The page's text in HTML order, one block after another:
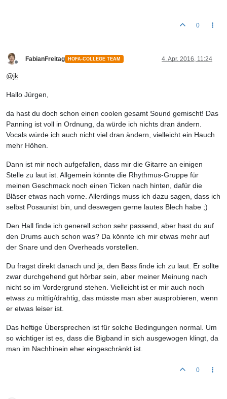
0
Offline
FabianFreitag HOFA-COLLEGE TEAM 4. Apr. 2016, 11:24
@jk
Hallo Jürgen,
da hast du doch schon einen coolen gesamt Sound gemischt! Das
Panning ist voll in Ordnung, da würde ich nichts dran ändern.
Vocals würde ich auch nicht viel dran ändern, vielleicht ein Hauch
mehr Höhen.
Dann ist mir noch aufgefallen, dass mir die Gitarre an einigen
Stelle zu laut ist. Allgemein könnte die Rhythmus-Gruppe für
meinen Geschmack noch einen Ticken nach hinten, dafür die
Bläser etwas nach vorne. Allerdings muss ich dazu sagen, dass ich
selbst Posaunist bin, und deswegen gerne lautes Blech habe ;)
Den Hall finde ich generell schon sehr passend, aber hast du auf
den Drums auch schon was? Da könnte ich mir etwas mehr auf
der Snare und den Overheads vorstellen.
Du fragst direkt danach und ja, den Bass finde ich zu laut. Er sollte
zwar durchgehend gut hörbar sein, aber meiner Meinung nach
nicht so im Vordergrund stehen. Vielleicht ist er mir auch noch
etwas zu mittig/drahtig, das müsste man aber ausprobieren, wenn
er etwas leiser ist.
Das heftige Übersprechen ist für solche Bedingungen normal. Um
so wichtiger ist es, dass die Bigband in sich ausgewogen klingt, da
man im Nachhinein eher eingeschränkt ist.
0